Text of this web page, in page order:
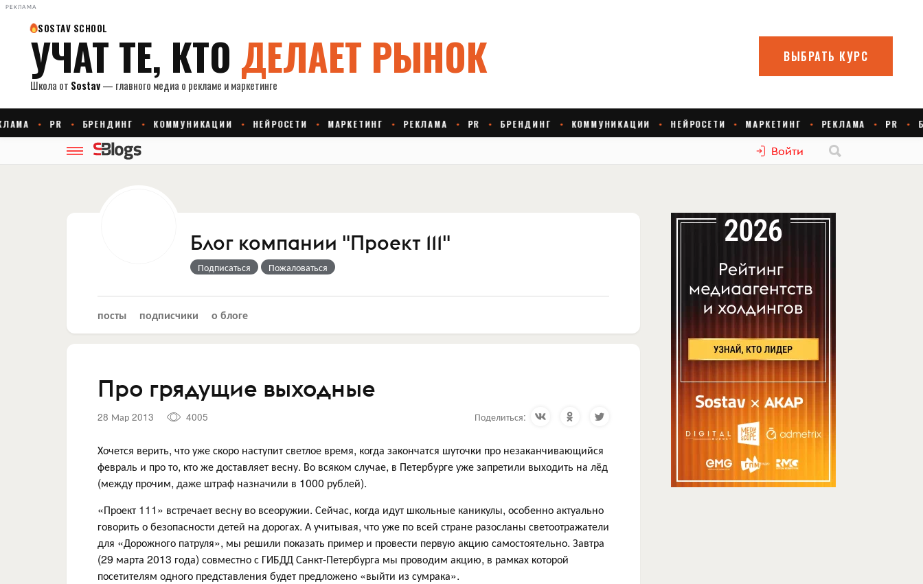
РЕКЛАМА
Войти
Блог компании "Проект 111"
Подписаться Пожаловаться
посты подписчики о блоге
Про грядущие выходные
28 Мар 2013 4005 Поделиться:
Хочется верить, что уже скоро наступит светлое время, когда закончатся шуточки про незаканчивающийся
февраль и про то, кто же доставляет весну. Во всяком случае, в Петербурге уже запретили выходить на лёд
(между прочим, даже штраф назначили в 1000 рублей).
«Проект 111» встречает весну во всеоружии. Сейчас, когда идут школьные каникулы, особенно актуально
говорить о безопасности детей на дорогах. А учитывая, что уже по всей стране разосланы светоотражатели
для «Дорожного патруля», мы решили показать пример и провести первую акцию самостоятельно. Завтра
(29 марта 2013 года) совместно с ГИБДД Санкт-Петербурга мы проводим акцию, в рамках которой
посетителям одного представления будет предложено «выйти из сумрака».